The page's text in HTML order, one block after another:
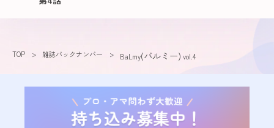
TOP 雑誌バックナンバー BaLmy(バルミー) vol.4